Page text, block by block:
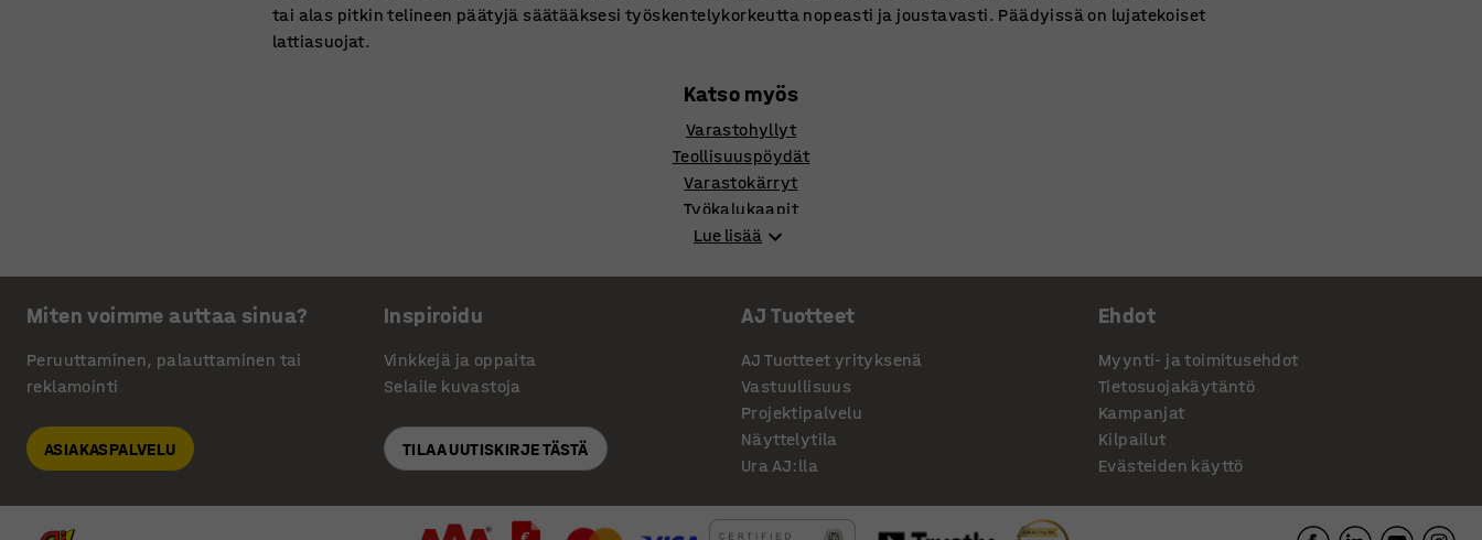
tai alas pitkin telineen päätyjä säätääksesi työskentelykorkeutta nopeasti ja joustavasti. Päädyissä on lujatekoiset
lattiasuojat.
Katso myös
Varastohyllyt
Teollisuuspöydät
Varastokärryt
Työkalukaapit
Lue lisää
Miten voimme auttaa sinua?
Peruuttaminen, palauttaminen tai
reklamointi
ASIAKASPALVELU
Inspiroidu
Vinkkejä ja oppaita
Selaile kuvastoja
TILAA UUTISKIRJE TÄSTÄ
AJ Tuotteet
AJ Tuotteet yrityksenä
Vastuullisuus
Projektipalvelu
Näyttelytila
Ura AJ:lla
Ehdot
Myynti- ja toimitusehdot
Tietosuojakäytäntö
Kampanjat
Kilpailut
Evästeiden käyttö